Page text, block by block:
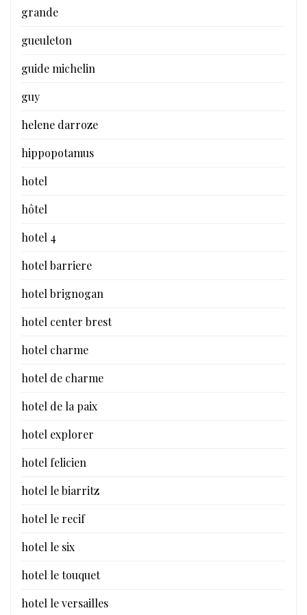
grande
gueuleton
guide michelin
guy
helene darroze
hippopotamus
hotel
hôtel
hotel 4
hotel barriere
hotel brignogan
hotel center brest
hotel charme
hotel de charme
hotel de la paix
hotel explorer
hotel felicien
hotel le biarritz
hotel le recif
hotel le six
hotel le touquet
hotel le versailles